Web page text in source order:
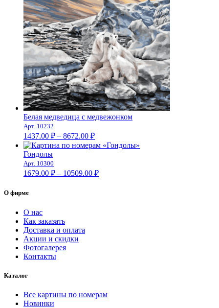
1354.00 ₽
–
8466.00 ₽
Белая медведица с медвежонком
Арт. 10232
1437.00 ₽ – 8672.00 ₽Диапазон
цен:
8672.00 ₽
Гондолы
Арт. 10300
1679.00 ₽ – 10509.00 ₽Диапазон
О фирме
О нас
Как заказать
Доставка и оплата
Акции и скидки
Фотогалерея
Контакты
Каталог
Все картины по номерам
Новинки